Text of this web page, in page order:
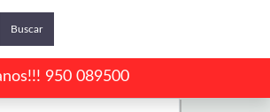
Buscar
950 089500